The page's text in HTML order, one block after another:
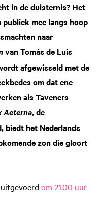
in de duisternis? Het
mee langs hoop
naar
van Tomás de Luis
afgewisseld met de
om dat ene
als Taveners
Aeterna, de
biedt het Nederlands
zon die gloort
om 21.00 uur